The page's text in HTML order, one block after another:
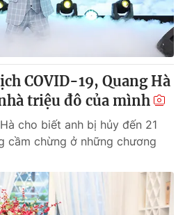
và báo điện tử số 483/GP-BTTTT
Thị Mỹ Hạnh, Phạm Quốc Thắng,
931 - 024.38 355 932
024.66 897 897
COVID-19, Quang Hà
triệu đô của mình
cho biết anh bị hủy đến 21
cầm chừng ở những chương